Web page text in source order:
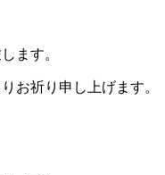
ます。
お祈り申し上げます。